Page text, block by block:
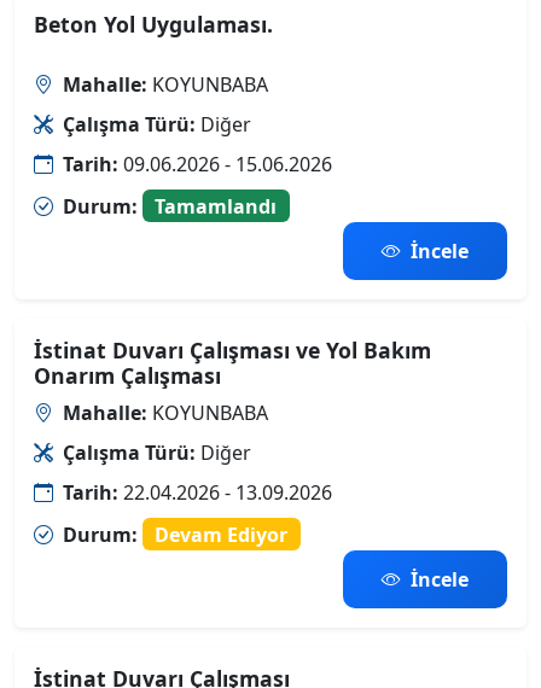
Beton Yol Uygulaması.
Mahalle: KOYUNBABA
Çalışma Türü: Diğer
Tarih: 09.06.2026 - 15.06.2026
Durum:
Tamamlandı
İncele
İstinat Duvarı Çalışması ve Yol Bakım
Onarım Çalışması
Mahalle: KOYUNBABA
Çalışma Türü: Diğer
Tarih: 22.04.2026 - 13.09.2026
Durum:
Devam Ediyor
İncele
İstinat Duvarı Çalışması